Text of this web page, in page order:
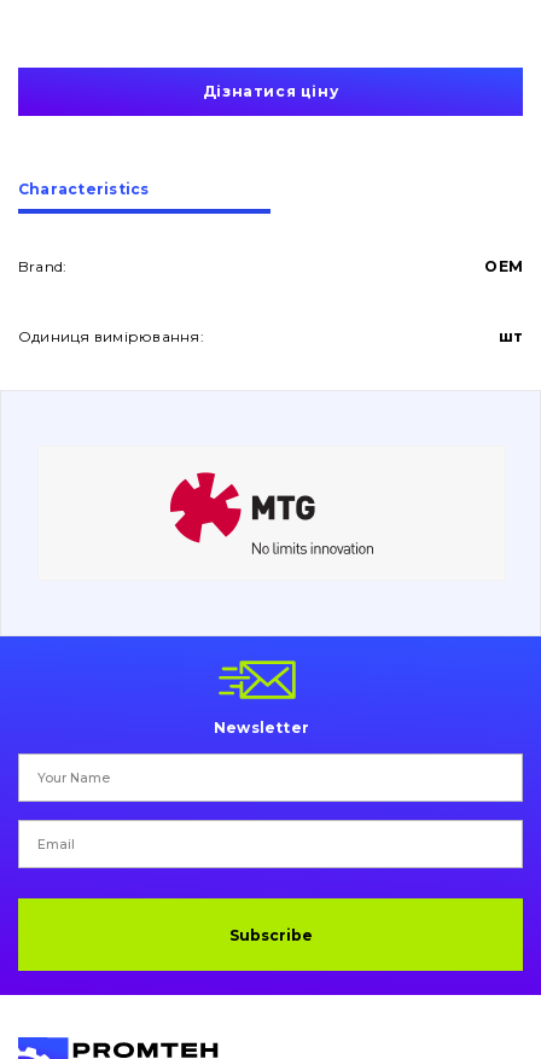
About Us
Contacts
Vacancies
Bucket and adapters shrouds
Pins and bushings
Hydraulics
написати
Дізнатися ціну
Сharacteristics
Brand: OEM
Одиниця вимірювання: шт
Newsletter
Subscribe